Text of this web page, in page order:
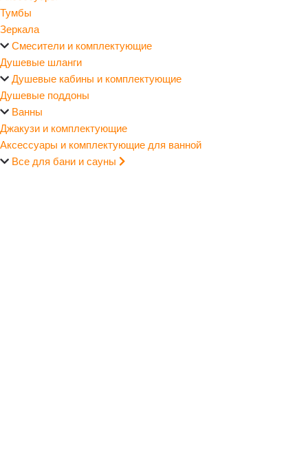
Тумбы
Зеркала
Смесители и комплектующие
Душевые шланги
Душевые кабины и комплектующие
Душевые поддоны
Ванны
Джакузи и комплектующие
Аксессуары и комплектующие для ванной
Все для бани и сауны